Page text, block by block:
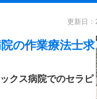
更新日
の作業療法士求
クス病院でのセラピ